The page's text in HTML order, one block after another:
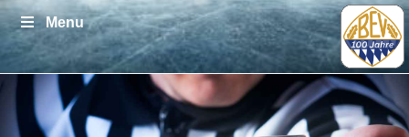
Zum
Inhalt
springen
Menu